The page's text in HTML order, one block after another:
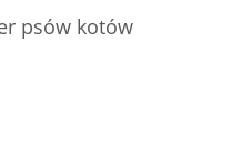
psów kotów